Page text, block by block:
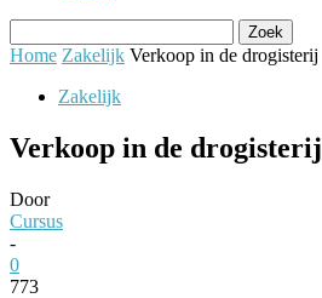
Home Zakelijk Verkoop in de drogisterij
Zakelijk
Verkoop in de drogisterij
Door
Cursus
-
0
773